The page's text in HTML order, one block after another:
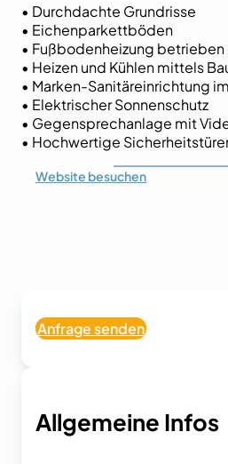
• Durchdachte Grundrisse
• Eichenparkettböden
• Fußbodenheizung
• Heizen und Kühlen mittels
• Marken-Sanitäreinrichtung
• Elektrischer Sonnenschutz
• Gegensprechanlage mit
• Hochwertige
Website besuchen
Anfrage senden
Allgemeine Infos